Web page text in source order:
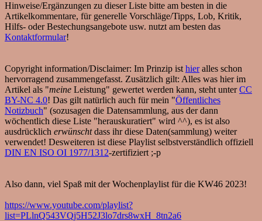
Hinweise/Ergänzungen zu dieser Liste bitte am besten in die
Artikelkommentare, für generelle Vorschläge/Tipps, Lob, Kritik,
Hilfs- oder Bestechungsangebote usw. nutzt am besten das
Kontaktformular!
Copyright information/Disclaimer: Im Prinzip ist hieralles schon
hervorragend zusammengefasst. Zusätzlich gilt: Alles was hier im
Artikel als "meine Leistung" gewertet werden kann, steht unterCC
BY-NC 4.0! Das gilt natürlich auch für mein "Öffentliches
Notizbuch" (sozusagen die Datensammlung, aus der dann
wöchentlich diese Liste "herauskuratiert" wird ^^), es ist also
ausdrücklich erwünschtdass ihr diese Daten(sammlung) weiter
verwendet! Desweiteren ist diese Playlist selbstverständlich offiziell
DIN EN ISO OI 1977/1312-zertifiziert ;-p
Also dann, viel Spaß mit der Wochenplaylist für die KW46 2023!
https://www.youtube.com/playlist?
list=PLlnQ543VQj5H52J3lo7drs8wxH_8tn2a6